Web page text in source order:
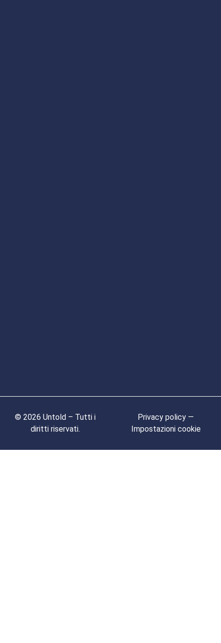
© 2026 Untold – Tutti i
diritti riservati.
Privacy policy —
Impostazioni cookie